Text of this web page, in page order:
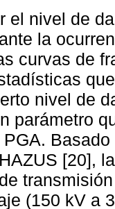
el nivel de
la
curvas de
nivel de
parámetro
[20],
(150 kV a